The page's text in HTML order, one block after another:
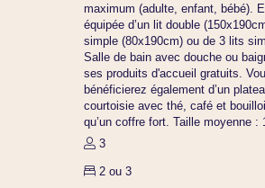
maximum (adulte, enfant, bébé).
équipée d’un lit double
simple (80x190cm) ou de 3 lits
Salle de bain avec douche ou
ses produits d'accueil gratuits.
bénéficierez également d’un
courtoisie avec thé, café et
qu’un coffre fort. Taille moyenne :
3
2 ou 3